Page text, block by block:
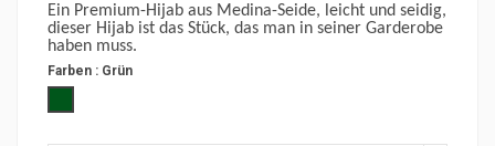
Ein Premium-Hijab aus Medina-Seide, leicht und seidig,
dieser Hijab ist das Stück, das man in seiner Garderobe
haben muss.
Farben : Grün